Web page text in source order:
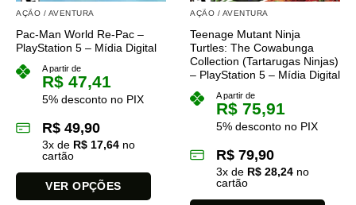
do
produto
página
produto
AÇÃO / AVENTURA
Pac-Man World Re-Pac –
PlayStation 5 – Mídia Digital
A partir de
R$ 47,41
5% desconto no PIX
R$ 49,90
3x de R$ 17,64 no
cartão
VER OPÇÕES
AÇÃO / AVENTURA
Teenage Mutant Ninja
Turtles: The Cowabunga
Collection (Tartarugas Ninjas)
– PlayStation 5 – Mídia Digital
A partir de
R$ 75,91
5% desconto no PIX
R$ 79,90
3x de R$ 28,24 no
cartão